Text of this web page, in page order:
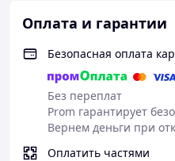
Оплата и гарантии
Безопасная оплата
Без переплат
Prom гарантирует
Вернем деньги при
Оплатить частями